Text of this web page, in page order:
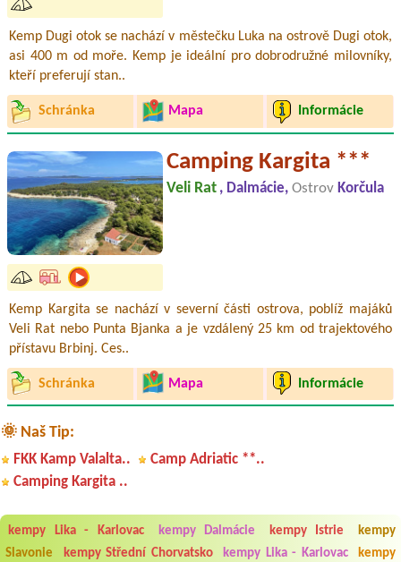
Kemp Dugi otok se nachází v městečku Luka na ostrově Dugi otok,
asi 400 m od moře. Kemp je ideální pro dobrodružné milovníky,
kteří preferují stan..
Schránka Mapa Informácie
Camping Kargita ***
Veli Rat , Dalmácie, Ostrov Korčula
Kemp Kargita se nachází v severní části ostrova, poblíž majáků
Veli Rat nebo Punta Bjanka a je vzdálený 25 km od trajektového
přístavu Brbinj. Ces..
Schránka Mapa Informácie
🌞 Naš Tip:
FKK Kamp Valalta..
Camp Adriatic **..
Camping Kargita ..
kempy Lika - Karlovac kempy Dalmácie kempy Istrie
kempy
Slavonie
kempy Střední Chorvatsko kempy Lika - Karlovac
kempy